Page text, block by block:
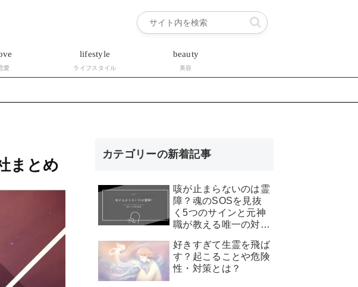
愛
lifestyle
ライフスタイル
beauty
美容
まとめ
カテゴリーの新着記事
咳が止まらないのは霊
障？魂のSOSを見抜
く5つのサインと元神
職が教える唯一の対処
好きすぎて生霊を飛ば
す？起こることや危険
性・対策とは？